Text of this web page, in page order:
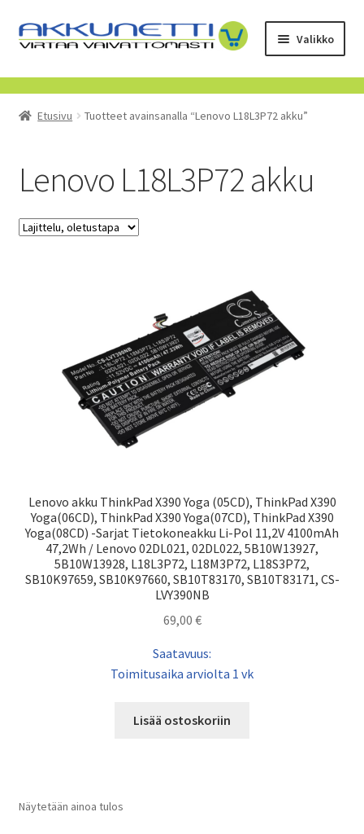
Siirry
navigointiin
Siirry
sisältöön
Valikko
Kauppa
Tietoa meistä
Etusivu Tuotteet avainsanalla “Lenovo L18L3P72 akku”
Lenovo L18L3P72 akku
Lenovo akku ThinkPad X390 Yoga (05CD), ThinkPad X390
Yoga(06CD), ThinkPad X390 Yoga(07CD), ThinkPad X390
Yoga(08CD) -Sarjat Tietokoneakku Li-Pol 11,2V 4100mAh
47,2Wh / Lenovo 02DL021, 02DL022, 5B10W13927,
5B10W13928, L18L3P72, L18M3P72, L18S3P72,
SB10K97659, SB10K97660, SB10T83170, SB10T83171, CS-
LVY390NB
69,00 €
Saatavuus:
Toimitusaika arviolta 1 vk
Lisää ostoskoriin
Näytetään ainoa tulos